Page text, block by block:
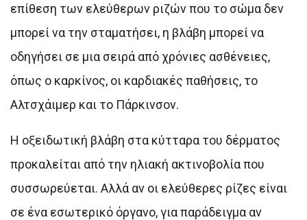
επίθεση των ελεύθερων ριζών που το σώμα δεν
μπορεί να την σταματήσει, η βλάβη μπορεί να
οδηγήσει σε μια σειρά από χρόνιες ασθένειες,
όπως ο καρκίνος, οι καρδιακές παθήσεις, το
Αλτσχάιμερ και το Πάρκινσον.
Η οξειδωτική βλάβη στα κύτταρα του δέρματος
προκαλείται από την ηλιακή ακτινοβολία που
συσσωρεύεται. Αλλά αν οι ελεύθερες ρίζες είναι
σε ένα εσωτερικό όργανο, για παράδειγμα αν